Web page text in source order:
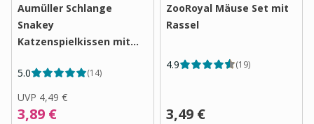
Aumüller Schlange
Snakey
Katzenspielkissen mit
Dinkelspelz
5.0 (14)
UVP 4,49 €
3,89 €
ZooRoyal Mäuse Set mit
Rassel
4.9 (19)
3,49 €